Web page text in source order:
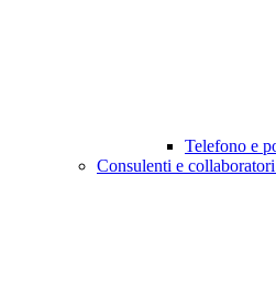
Telefono e
Consulenti e collaboratori